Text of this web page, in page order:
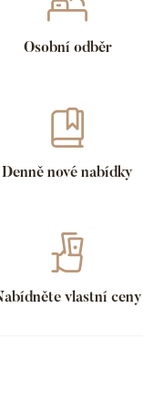
Osobní odběr
Denně nové nabídky
vlastní ceny